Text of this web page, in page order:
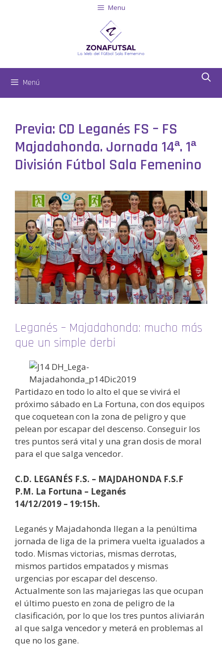
Menu
Menú
Previa: CD Leganés FS – FS
Majadahonda. Jornada 14ª. 1ª
División Fútbol Sala Femenino
Leganés – Majadahonda: mucho más
que un simple derbi
Partidazo en todo lo alto el que se vivirá el
próximo sábado en La Fortuna, con dos equipos
que coquetean con la zona de peligro y que
pelean por escapar del descenso. Conseguir los
tres puntos será vital y una gran dosis de moral
para el que salga vencedor.
C.D. LEGANÉS F.S. – MAJDAHONDA F.S.F
P.M. La Fortuna – Leganés
14/12/2019 – 19:15h.
Leganés y Majadahonda llegan a la penúltima
jornada de liga de la primera vuelta igualados a
todo. Mismas victorias, mismas derrotas,
mismos partidos empatados y mismas
urgencias por escapar del descenso.
Actualmente son las majariegas las que ocupan
el último puesto en zona de peligro de la
clasificación, por lo que los tres puntos aliviarán
al que salga vencedor y meterá en problemas al
que no los gane.